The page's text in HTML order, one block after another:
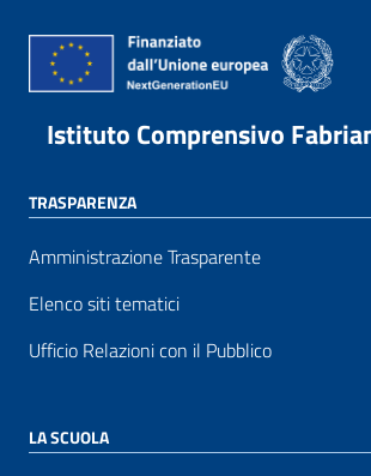
Istituto Comprensivo
TRASPARENZA
Amministrazione Trasparente
Elenco siti tematici
Ufficio Relazioni con il Pubblico
LA SCUOLA